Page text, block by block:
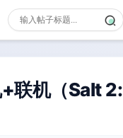
联机（Salt 2: